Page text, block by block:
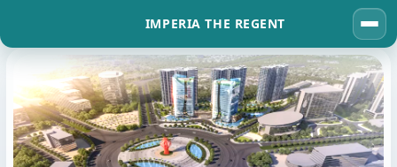
IMPERIA THE REGENT